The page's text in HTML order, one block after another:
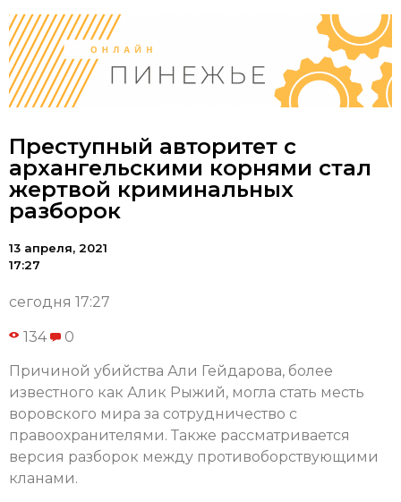
Преступный авторитет с
архангельскими корнями стал
жертвой криминальных
разборок
13 апреля, 2021
17:27
сегодня 17:27
134 0
Причиной убийства Али Гейдарова, более
известного как Алик Рыжий, могла стать месть
воровского мира за сотрудничество с
правоохранителями. Также рассматривается
версия разборок между противоборствующими
кланами.